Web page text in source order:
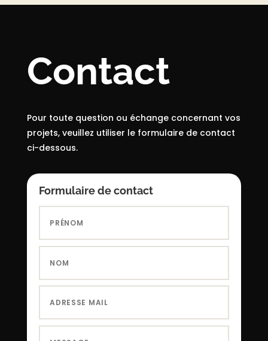
Contact
Pour toute question ou échange concernant vos
projets, veuillez utiliser le formulaire de contact
ci-dessous.
Formulaire de contact